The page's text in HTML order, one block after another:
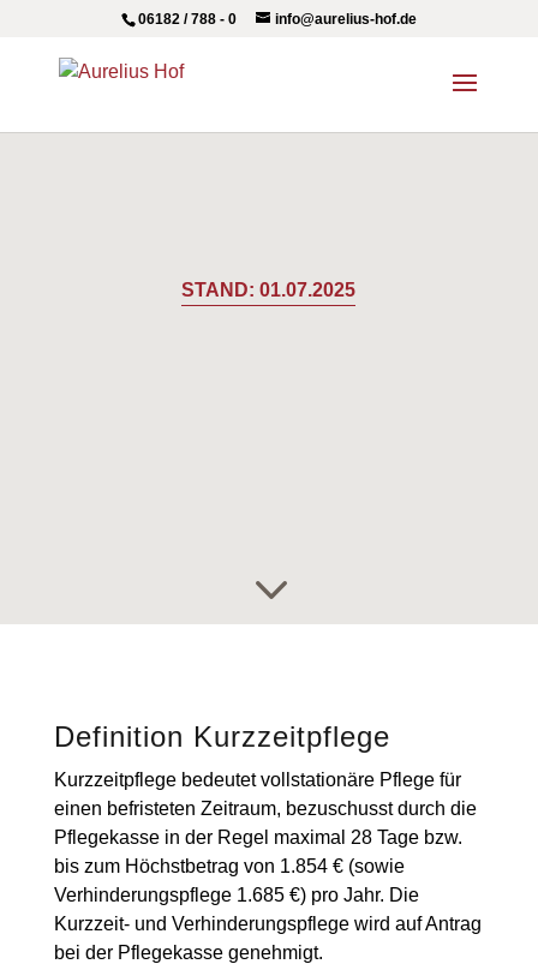
06182 / 788 - 0 info@aurelius-hof.de
STAND: 01.07.2025
3
Definition Kurzzeitpflege
Kurzzeitpflege bedeutet vollstationäre Pflege für
einen befristeten Zeitraum, bezuschusst durch die
Pflegekasse in der Regel maximal 28 Tage bzw.
bis zum Höchstbetrag von 1.854 € (sowie
Verhinderungspflege 1.685 €) pro Jahr. Die
Kurzzeit- und Verhinderungspflege wird auf Antrag
bei der Pflegekasse genehmigt.